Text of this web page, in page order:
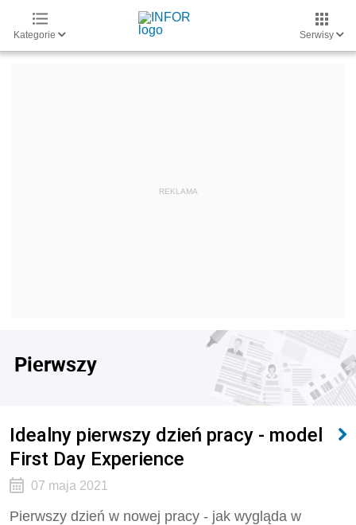
Kategorie Serwisy
Pierwszy
Idealny pierwszy dzień pracy - model
First Day Experience
07 maja 2021
Pierwszy dzień w nowej pracy - jak wygląda w